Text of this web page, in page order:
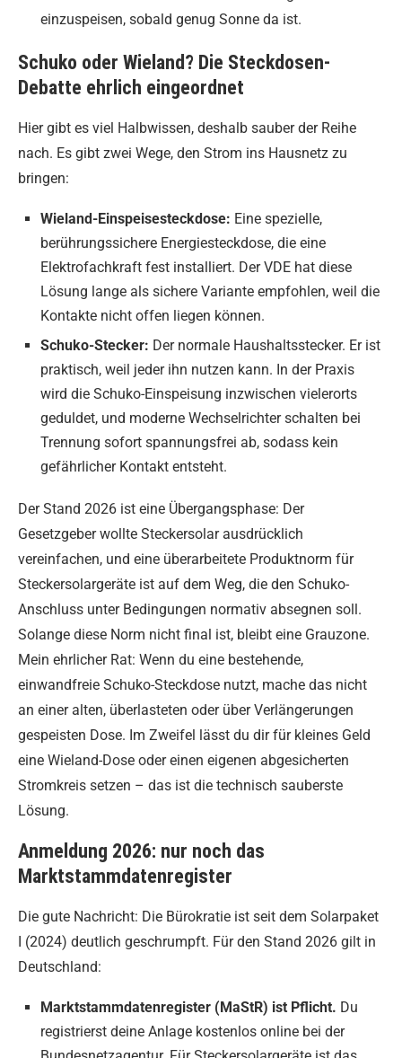
einzuspeisen, sobald genug Sonne da ist.
Schuko oder Wieland? Die Steckdosen-
Debatte ehrlich eingeordnet
Hier gibt es viel Halbwissen, deshalb sauber der Reihe
nach. Es gibt zwei Wege, den Strom ins Hausnetz zu
bringen:
Wieland-Einspeisesteckdose: Eine spezielle,
berührungssichere Energiesteckdose, die eine
Elektrofachkraft fest installiert. Der VDE hat diese
Lösung lange als sichere Variante empfohlen, weil die
Kontakte nicht offen liegen können.
Schuko-Stecker: Der normale Haushaltsstecker. Er ist
praktisch, weil jeder ihn nutzen kann. In der Praxis
wird die Schuko-Einspeisung inzwischen vielerorts
geduldet, und moderne Wechselrichter schalten bei
Trennung sofort spannungsfrei ab, sodass kein
gefährlicher Kontakt entsteht.
Der Stand 2026 ist eine Übergangsphase: Der
Gesetzgeber wollte Steckersolar ausdrücklich
vereinfachen, und eine überarbeitete Produktnorm für
Steckersolargeräte ist auf dem Weg, die den Schuko-
Anschluss unter Bedingungen normativ absegnen soll.
Solange diese Norm nicht final ist, bleibt eine Grauzone.
Mein ehrlicher Rat: Wenn du eine bestehende,
einwandfreie Schuko-Steckdose nutzt, mache das nicht
an einer alten, überlasteten oder über Verlängerungen
gespeisten Dose. Im Zweifel lässt du dir für kleines Geld
eine Wieland-Dose oder einen eigenen abgesicherten
Stromkreis setzen – das ist die technisch sauberste
Lösung.
Anmeldung 2026: nur noch das
Marktstammdatenregister
Die gute Nachricht: Die Bürokratie ist seit dem Solarpaket
I (2024) deutlich geschrumpft. Für den Stand 2026 gilt in
Deutschland:
Marktstammdatenregister (MaStR) ist Pflicht. Du
registrierst deine Anlage kostenlos online bei der